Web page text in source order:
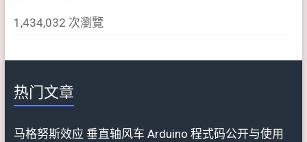
1,434,032 次瀏覽
热门文章
马格努斯效应 垂直轴风车 Arduino 程式码公开与使用